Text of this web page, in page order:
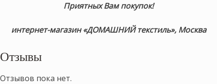
Приятных Вам покупок!
интернет-магазин «ДОМАШНИЙ текстиль», Москва
Отзывы
Отзывов пока нет.